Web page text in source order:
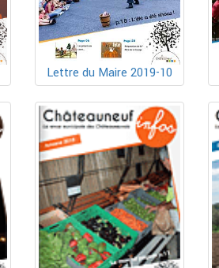
Lettre du Maire 2019-10